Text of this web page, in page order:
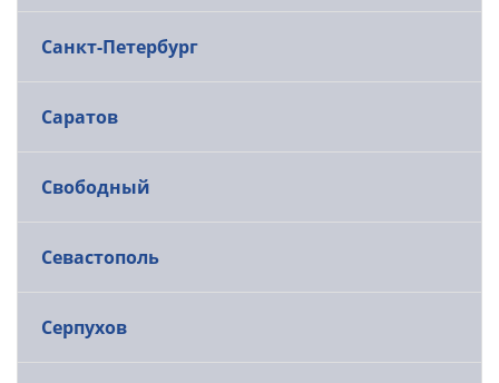
Санкт-Петербург
Саратов
Свободный
Севастополь
Серпухов